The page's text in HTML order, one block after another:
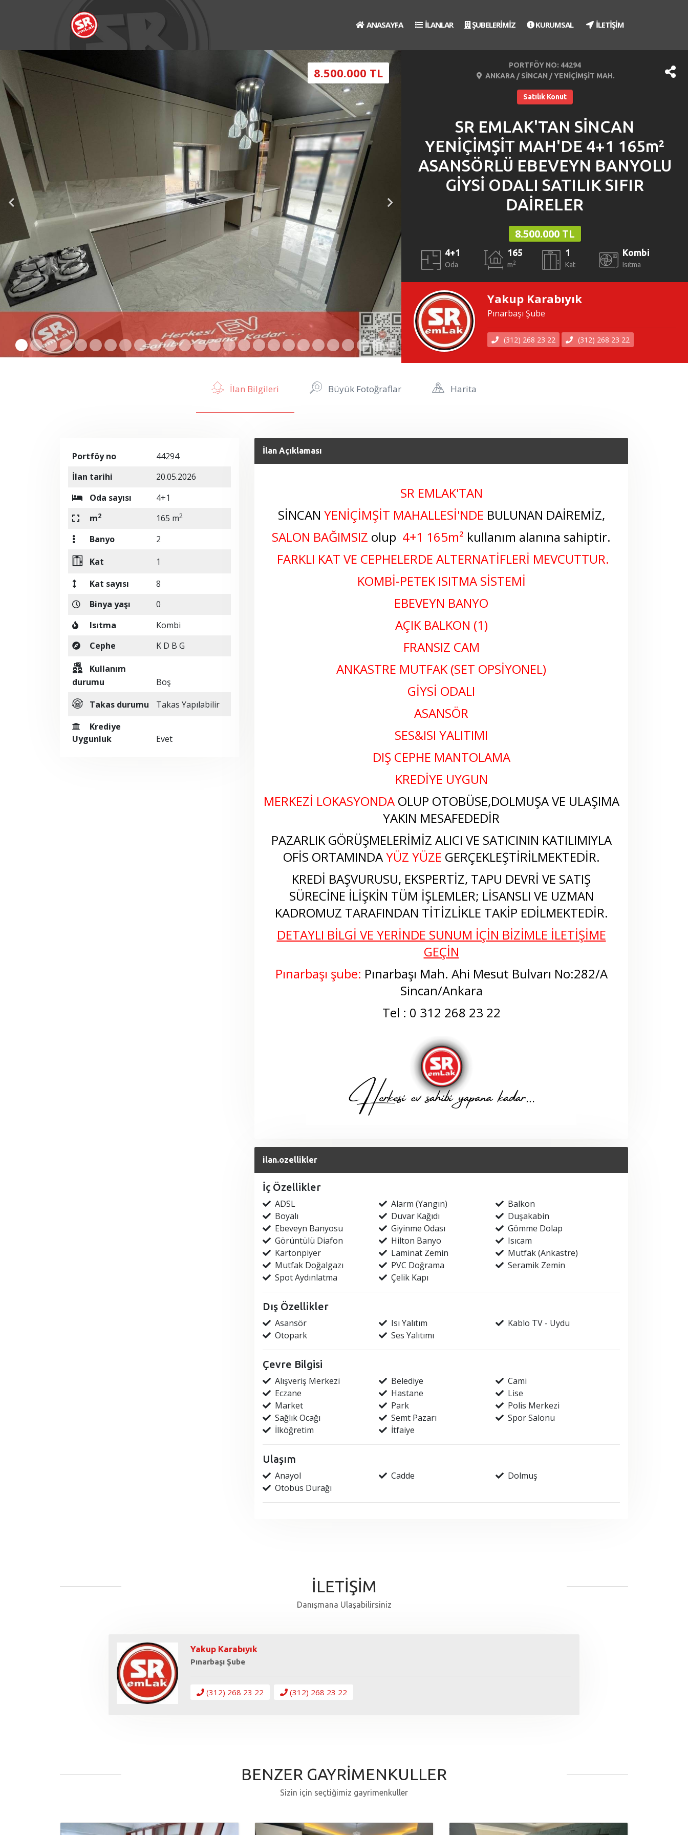
ANASAYFA İLANLAR ŞUBELERİMİZ KURUMSAL İLETİŞİM
8.500.000 TL
PORTFÖY NO: 44294
ANKARA / SİNCAN / YENİÇİMŞİT MAH.
Satılık Konut
SR EMLAK'TAN SİNCAN
YENİÇİMŞİT MAH'DE 4+1 165m²
ASANSÖRLÜ EBEVEYN BANYOLU
GİYSİ ODALI SATILIK SIFIR
DAİRELER
8.500.000 TL
4+1
Oda
165
m2
1
Kat
Kombi
Isıtma
Yakup Karabıyık
Pınarbaşı Şube
(312) 268 23 22 (312) 268 23 22
İlan Bilgileri Büyük Fotoğraflar Harita
Portföy no
44294
İlan tarihi
20.05.2026
Oda sayısı
4+1
m2 165 m2
Banyo
2
Kat
1
Kat sayısı
8
Binya yaşı
0
Isıtma
Kombi
Cephe
K D B G
Kullanım
durumu
Boş
Takas durumu
Takas Yapılabilir
Krediye
Uygunluk
Evet
İlan Açıklaması
SR EMLAK'TAN
SİNCAN YENİÇİMŞİT MAHALLESİ'NDE BULUNAN DAİREMİZ,
SALON BAĞIMSIZ olup 4+1 165m² kullanım alanına sahiptir.
FARKLI KAT VE CEPHELERDE ALTERNATİFLERİ MEVCUTTUR.
KOMBİ-PETEK ISITMA SİSTEMİ
EBEVEYN BANYO
AÇIK BALKON (1)
FRANSIZ CAM
ANKASTRE MUTFAK (SET OPSİYONEL)
GİYSİ ODALI
ASANSÖR
SES&ISI YALITIMI
DIŞ CEPHE MANTOLAMA
KREDİYE UYGUN
MERKEZİ LOKASYONDAOLUP OTOBÜSE,DOLMUŞA VE ULAŞIMA
YAKIN MESAFEDEDİR
PAZARLIK GÖRÜŞMELERİMİZ ALICI VE SATICININ KATILIMIYLA
OFİS ORTAMINDAYÜZ YÜZE GERÇEKLEŞTİRİLMEKTEDİR.
KREDİ BAŞVURUSU, EKSPERTİZ, TAPU DEVRİ VE SATIŞ
SÜRECİNE İLİŞKİN TÜM İŞLEMLER; LİSANSLI VE UZMAN
KADROMUZ TARAFINDAN TİTİZLİKLE TAKİP EDİLMEKTEDİR.
DETAYLI BİLGİ VE YERİNDE SUNUM İÇİN BİZİMLE İLETİŞİME
GEÇİN
Pınarbaşı şube: Pınarbaşı Mah. Ahi Mesut Bulvarı No:282/A
Sincan/Ankara
Tel : 0 312 268 23 22
ilan.ozellikler
İç Özellikler
ADSL Alarm (Yangın)
Balkon
Boyalı
Duvar Kağıdı
Duşakabin
Ebeveyn Banyosu
Giyinme Odası
Gömme Dolap
Görüntülü Diafon
Hilton Banyo
Isıcam
Kartonpiyer
Laminat Zemin
Mutfak (Ankastre)
Mutfak Doğalgazı
PVC Doğrama
Seramik Zemin
Spot Aydınlatma
Çelik Kapı
Dış Özellikler
Asansör Isı Yalıtım
Kablo TV - Uydu
Otopark
Ses Yalıtımı
Çevre Bilgisi
Alışveriş Merkezi Belediye
Cami
Eczane
Hastane
Lise
Market
Park
Polis Merkezi
Sağlık Ocağı
Semt Pazarı
Spor Salonu
İlköğretim
İtfaiye
Ulaşım
Anayol Cadde
Dolmuş
Otobüs Durağı
İLETİŞİM
Danışmana Ulaşabilirsiniz
Yakup Karabıyık
Pınarbaşı Şube
(312) 268 23 22 (312) 268 23 22
BENZER GAYRİMENKULLER
Sizin için seçtiğimiz gayrimenkuller